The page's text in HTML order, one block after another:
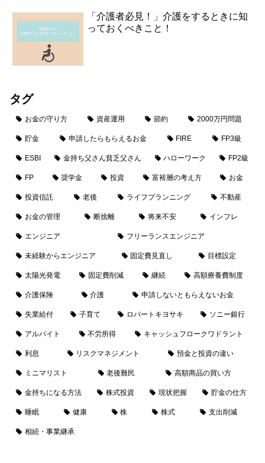
「介護者必見！」介護をするときに知
っておくべきこと！
タグ
お金の守り方 資産運用 節約 2000万円問題
貯金 申請したらもらえるお金 FIRE FP3級
ESBI 金持ち父さん貧乏父さん ハローワーク FP2級
FP 奨学金 投資 富裕層の考え方 お金
投資信託 老後 ライフプランニング 不動産
お金の管理 断捨離 将来不安 インフレ
エンジニア フリーランスエンジニア
未経験からエンジニア 固定費見直し 目標設定
太陽光発電 固定費削減 継続 高額療養費制度
介護保険 介護 申請しないともらえないお金
失業給付 子育て ロバートキヨサキ ソニー銀行
アルバイト 不労所得 キャッシュフロークワドラント
利息 リスクマネジメント 預金と投資の違い
ミニマリスト 老後難民 高額商品の買い方
金持ちになる方法 株式投資 現状把握 貯金の仕方
睡眠 健康 株 株式 支出削減
相続・事業継承